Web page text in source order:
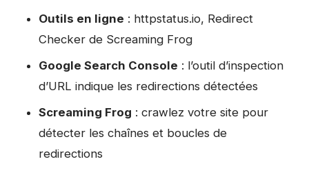
Outils en ligne : httpstatus.io, Redirect
Checker de Screaming Frog
Google Search Console : l’outil d’inspection
d’URL indique les redirections détectées
Screaming Frog : crawlez votre site pour
détecter les chaînes et boucles de
redirections